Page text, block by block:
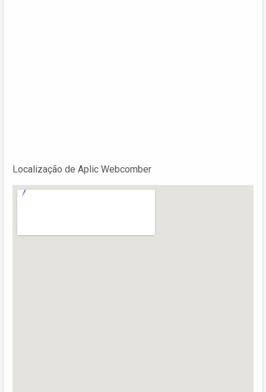
Localização de Aplic Webcomber